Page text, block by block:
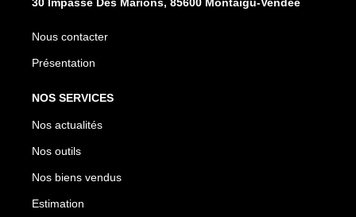
Nous contacter
Présentation
NOS SERVICES
Nos actualités
Nos outils
Nos biens vendus
Estimation